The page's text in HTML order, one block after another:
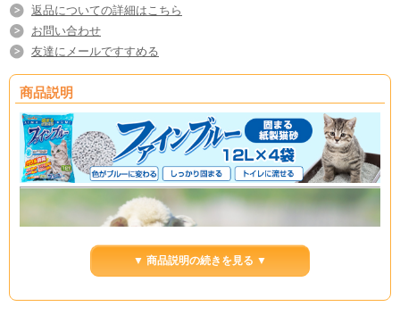
返品についての詳細はこちら
お問い合わせ
友達にメールですすめる
商品説明
▼ 商品説明の続きを見る ▼